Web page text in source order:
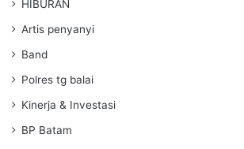
HIBURAN
Artis penyanyi
Band
Polres tg balai
Kinerja & Investasi
BP Batam